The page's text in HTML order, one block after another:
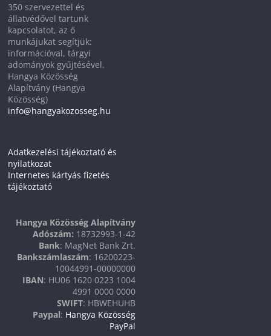
350 szervezettel és
állatvédővel tartunk
kapcsolatot, az ő
munkájukat segítjük:
információval, tárgyi
adományok gyűjtésével.
Hangya Közösség
Alapítvány (Hangya
Közösség)
info@hangyakozosseg.hu
Adatkezelési tájékoztató és
nyilatkozat
Internetes kártyás fizetés
tájékoztató
Hangya Közösség Alapítvány
Adószám: 18732993-1-42
Bank: MagNet Bank Zrt.
Bankszámlaszám: 16200223-
10044991-00000000
IBAN: HU06 1620 0223 1004
4991 0000 0000
SWIFT: HBWEHUHB
Paypal: Hangya Közösség
PayPal